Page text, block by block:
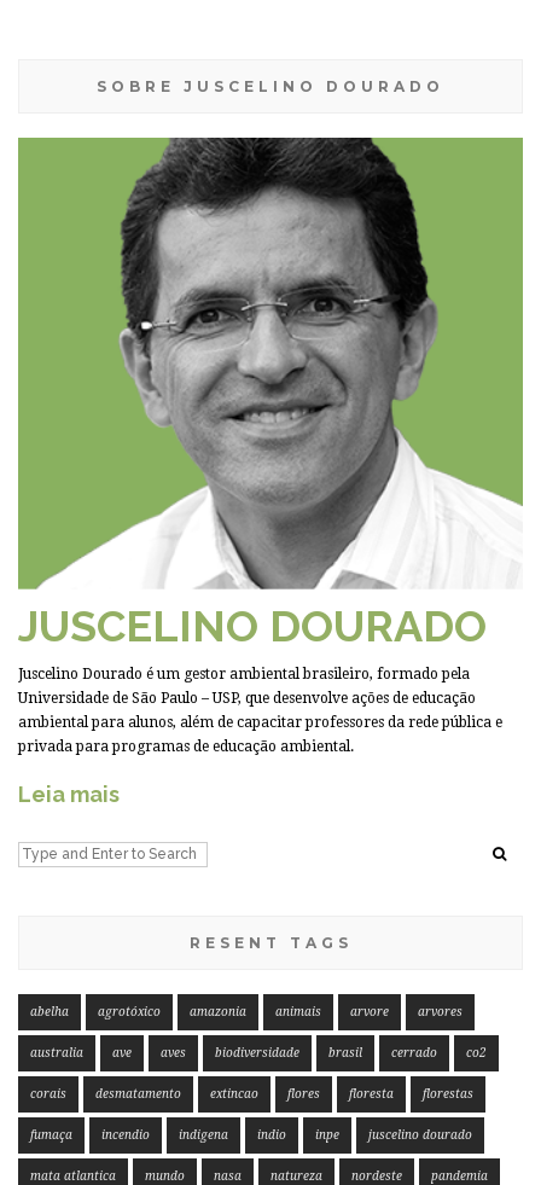
SOBRE JUSCELINO DOURADO
JUSCELINO DOURADO
Juscelino Dourado é um gestor ambiental brasileiro, formado pela
Universidade de São Paulo – USP, que desenvolve ações de educação
ambiental para alunos, além de capacitar professores da rede pública e
privada para programas de educação ambiental.
Leia mais
RESENT TAGS
abelha agrotóxico amazonia animais arvore arvores
australia ave aves biodiversidade brasil cerrado co2
corais desmatamento extincao flores floresta florestas
fumaça incendio indigena indio inpe juscelino dourado
mata atlantica mundo nasa natureza nordeste pandemia